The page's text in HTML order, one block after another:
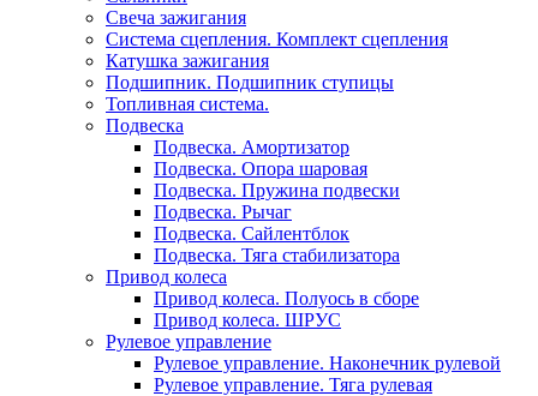
Свеча зажигания
Система сцепления. Комплект сцепления
Катушка зажигания
Подшипник. Подшипник ступицы
Топливная система.
Подвеска
Подвеска. Амортизатор
Подвеска. Опора шаровая
Подвеска. Пружина подвески
Подвеска. Рычаг
Подвеска. Сайлентблок
Подвеска. Тяга стабилизатора
Привод колеса
Привод колеса. Полуось в сборе
Привод колеса. ШРУС
Рулевое управление
Рулевое управление. Наконечник рулевой
Рулевое управление. Тяга рулевая